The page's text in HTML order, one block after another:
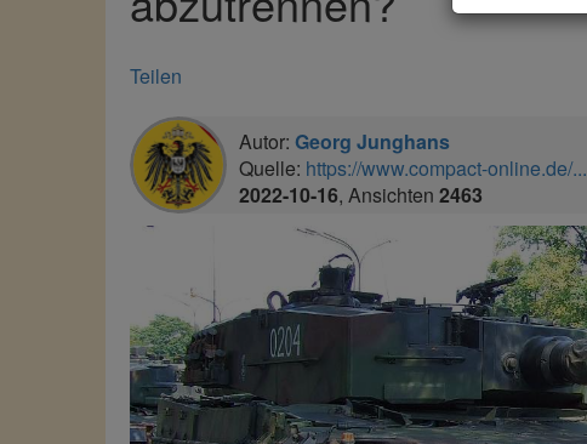
Teilen
Autor: Georg Junghans
Quelle: https://www.compact-online.de/...
2022-10-16, Ansichten 2463